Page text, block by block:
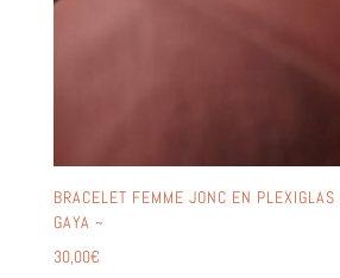
BRACELET FEMME JONC EN
GAYA ~
30,00€